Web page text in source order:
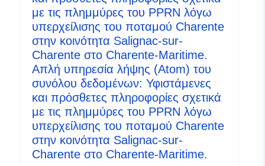
http://inspire.ec.europa.eu/
codelist/ResourceType/services
με τις πλημμύρες του PPRN λόγω
υπερχείλισης του ποταμού Charente
στην κοινότητα Salignac-sur-
Charente στο Charente-Maritime.
Απλή υπηρεσία λήψης (Atom) του
συνόλου δεδομένων: Υφιστάμενες
και πρόσθετες πληροφορίες σχετικά
με τις πλημμύρες του PPRN λόγω
υπερχείλισης του ποταμού Charente
στην κοινότητα Salignac-sur-
Charente στο Charente-Maritime.